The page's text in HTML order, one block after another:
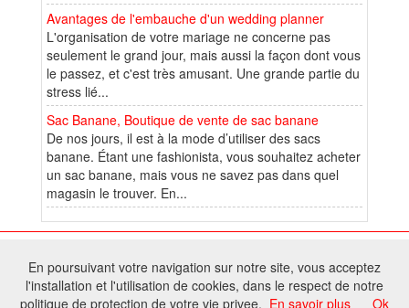
Avantages de l'embauche d'un wedding planner
L'organisation de votre mariage ne concerne pas
seulement le grand jour, mais aussi la façon dont vous
le passez, et c'est très amusant. Une grande partie du
stress lié...
Sac Banane, Boutique de vente de sac banane
De nos jours, il est à la mode d’utiliser des sacs
banane. Étant une fashionista, vous souhaitez acheter
un sac banane, mais vous ne savez pas dans quel
magasin le trouver. En...
FontAwesome
Tous droits réservés - Toute reproduction du contenu de ce site, même
partielle, est interdite sans accord du propriétaire.
En poursuivant votre navigation sur notre site, vous acceptez
l'installation et l'utilisation de cookies, dans le respect de notre
politique de protection de votre vie privee. En savoir plus Ok